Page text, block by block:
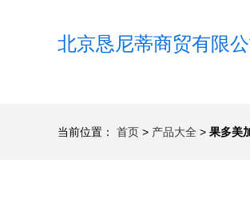
北京恳尼蒂商贸有限公
当前位置： 首页 > 产品大全 > 果多美